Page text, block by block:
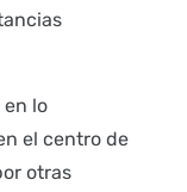
en lo
el centro de
otras